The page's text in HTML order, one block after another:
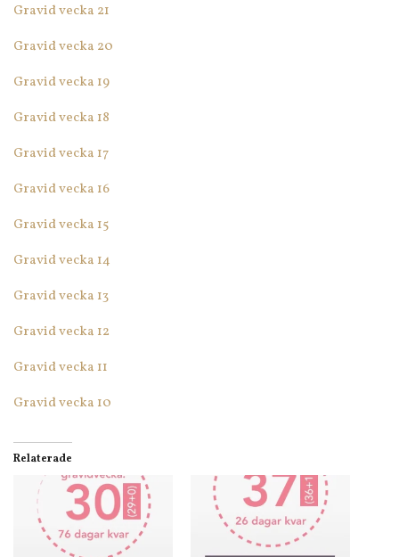
Gravid vecka 21
Gravid vecka 20
Gravid vecka 19
Gravid vecka 18
Gravid vecka 17
Gravid vecka 16
Gravid vecka 15
Gravid vecka 14
Gravid vecka 13
Gravid vecka 12
Gravid vecka 11
Gravid vecka 10
Relaterade